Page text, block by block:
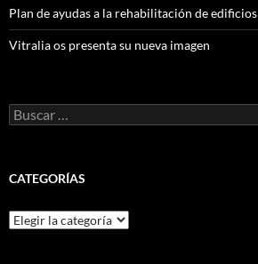
Plan de ayudas a la rehabilitación de edificios
Vitralia os presenta su nueva imagen
Buscar:
CATEGORÍAS
Categorías